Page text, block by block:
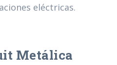
eléctricas.
Metálica